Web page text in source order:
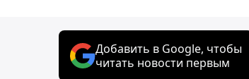
Добавить в Google, чтобы
читать новости первым